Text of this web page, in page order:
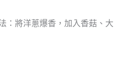
：將洋蔥爆香，加入香菇、大